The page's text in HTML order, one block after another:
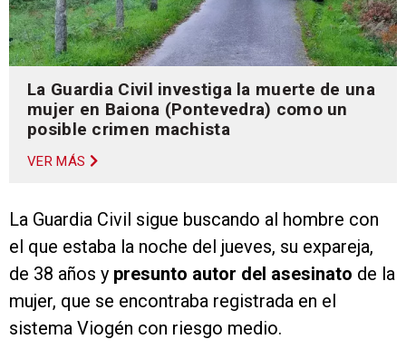
La Guardia Civil investiga la muerte de una
mujer en Baiona (Pontevedra) como un
posible crimen machista
VER MÁS
La Guardia Civil sigue buscando al hombre con
el que estaba la noche del jueves, su expareja,
de 38 años y presunto autor del asesinato de la
mujer, que se encontraba registrada en el
sistema Viogén con riesgo medio.